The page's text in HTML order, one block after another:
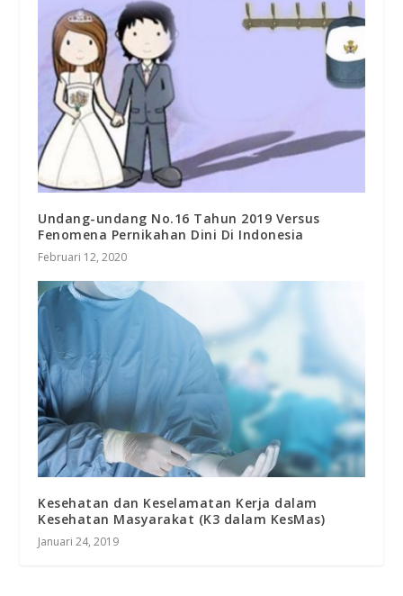
Undang-undang No.16 Tahun 2019 Versus
Fenomena Pernikahan Dini Di Indonesia
Februari 12, 2020
Kesehatan dan Keselamatan Kerja dalam
Kesehatan Masyarakat (K3 dalam KesMas)
Januari 24, 2019